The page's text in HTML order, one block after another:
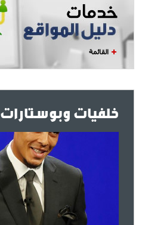
القائمة
خلفيات وبوستارات